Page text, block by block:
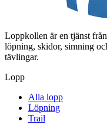
Loppkollen är en tjänst
löpning, skidor, simning
tävlingar.
Lopp
Alla lopp
Löpning
Trail